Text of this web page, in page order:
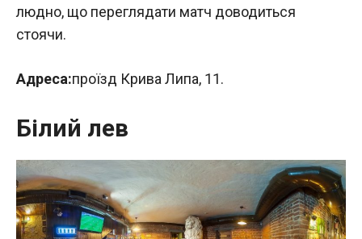
людно, що переглядати матч доводиться
стоячи.
Адреса:проїзд Крива Липа, 11.
Білий лев